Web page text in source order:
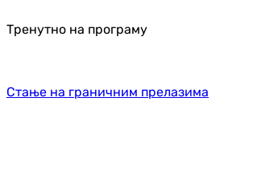
Тренутно на програму
Стање на граничним прелазима